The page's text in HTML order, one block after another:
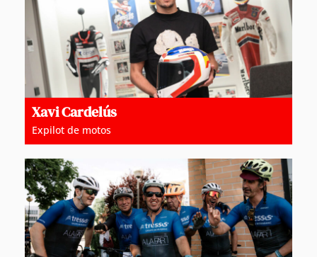
Xavi Cardelús
Expilot de motos